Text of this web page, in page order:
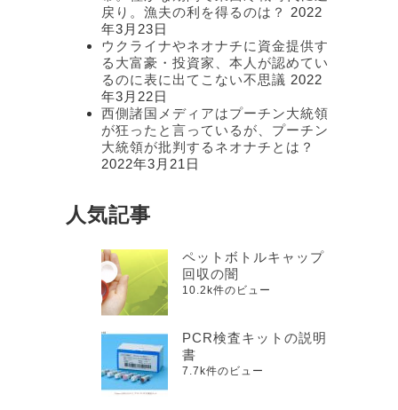
戻り。漁夫の利を得るのは？
2022
年3月23日
ウクライナやネオナチに資金提供す
る大富豪・投資家、本人が認めてい
るのに表に出てこない不思議 2022
年3月22日
西側諸国メディアはプーチン大統領
が狂ったと言っているが、プーチン
大統領が批判するネオナチとは？
2022年3月21日
人気記事
ペットボトルキャップ
回収の闇
10.2k件のビュー
PCR検査キットの説明
書
7.7k件のビュー